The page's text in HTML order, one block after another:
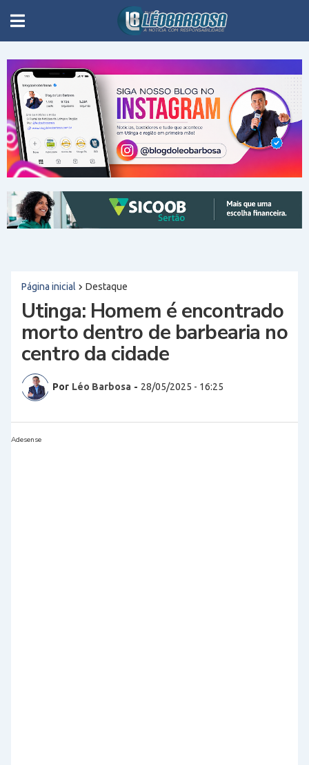
Página inicial Destaque
Utinga: Homem é encontrado
morto dentro de barbearia no
centro da cidade
Por Léo Barbosa - 28/05/2025 - 16:25
Adesense